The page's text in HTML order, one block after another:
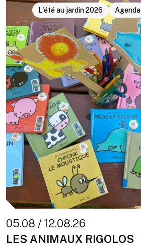
L'été au jardin 2026 Agenda
05.08 / 12.08.26
LES ANIMAUX RIGOLOS